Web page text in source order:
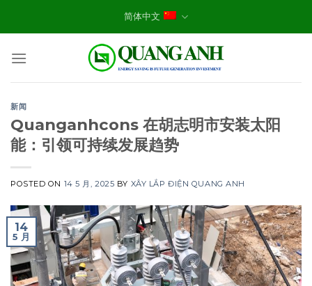
简体中文
新闻
Quanganhcons 在胡志明市安装太阳
能：引领可持续发展趋势
POSTED ON 14 5 月, 2025 BY XÂY LẮP ĐIỆN QUANG ANH
14
5 月